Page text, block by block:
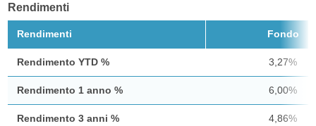
Rendimenti
Rendimenti Fondo
Rendimento YTD % 3,27%
Rendimento 1 anno % 6,00%
Rendimento 3 anni % 4,86%